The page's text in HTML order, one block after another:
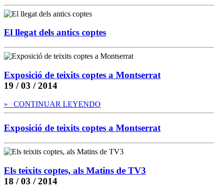
El llegat dels antics coptes
Exposició de teixits coptes a Montserrat
19 / 03 / 2014
» CONTINUAR LEYENDO
Exposició de teixits coptes a Montserrat
Els teixits coptes, als Matins de TV3
18 / 03 / 2014